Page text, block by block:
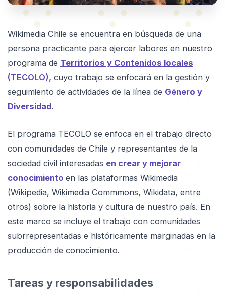
Wikimedia Chile se encuentra en búsqueda de una
persona practicante para ejercer labores en nuestro
programa de Territorios y Contenidos locales
(TECOLO), cuyo trabajo se enfocará en la gestión y
seguimiento de actividades de la línea de Género y
Diversidad.
El programa TECOLO se enfoca en el trabajo directo
con comunidades de Chile y representantes de la
sociedad civil interesadas en crear y mejorar
conocimiento en las plataformas Wikimedia
(Wikipedia, Wikimedia Commmons, Wikidata, entre
otros) sobre la historia y cultura de nuestro país. En
este marco se incluye el trabajo con comunidades
subrrepresentadas e históricamente marginadas en la
producción de conocimiento.
Tareas y responsabilidades